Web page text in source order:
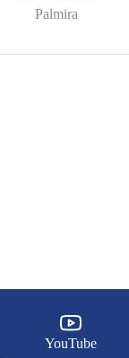
Palmira
YouTube